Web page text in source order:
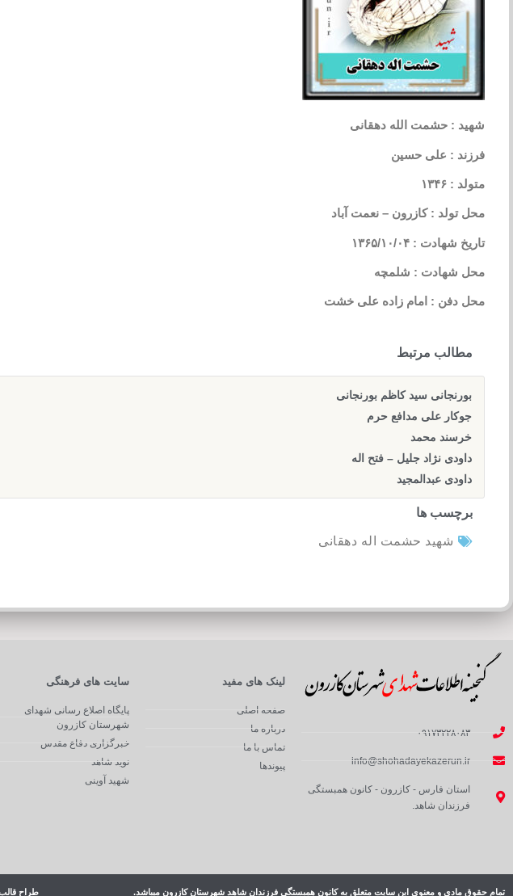
شهید : حشمت الله دهقانی
فرزند : علی حسین
متولد : ۱۳۴۶
محل تولد : کازرون – نعمت آباد
تاریخ شهادت : ۱۳۶۵/۱۰/۰۴
محل شهادت : شلمچه
محل دفن : امام زاده علی خشت
مطالب مرتبط
بورنجانی سید کاظم بورنجانی
جوکار علی مدافع حرم
خرسند محمد
داودی نژاد جلیل – فتح اله
داودی عبدالمجید
برچسب ها
شهید حشمت اله دهقانی
۰۹۱۷۳۲۲۸۰۸۳
info@shohadayekazerun.ir
استان فارس - کازرون - کانون همبستگی
فرزندان شاهد.
لینک های مفید
صفحه اصلی
درباره ما
تماس با ما
پیوندها
سایت های فرهنگی
پایگاه اصلاع رسانی شهدای
شهرستان کازرون
خبرگزاری دفاع مقدس
نوید شاهد
شهید آوینی
تمام حقوق مادی و معنوی این سایت متعلق به کانون همبستگی فرزندان شاهد شهرستان کازرون میباشد. طراح